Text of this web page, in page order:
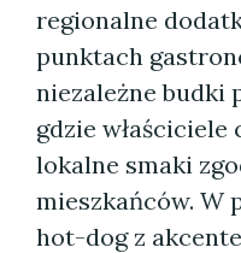
regionalne
punktach
niezależne budki
gdzie
lokalne smaki
mieszkańców. W
hot-dog z